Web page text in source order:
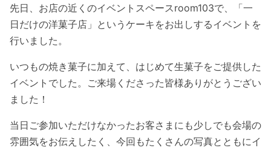
先日、お店の近くのイベントスペースroom103で、「一
日だけの洋菓子店」というケーキをお出しするイベントを
行いました。
いつもの焼き菓子に加えて、はじめて生菓子をご提供した
イベントでした。ご来場くださった皆様ありがとうござい
ました！
当日ご参加いただけなかったお客さまにも少しでも会場の
雰囲気をお伝えしたく、今回もたくさんの写真とともにイ